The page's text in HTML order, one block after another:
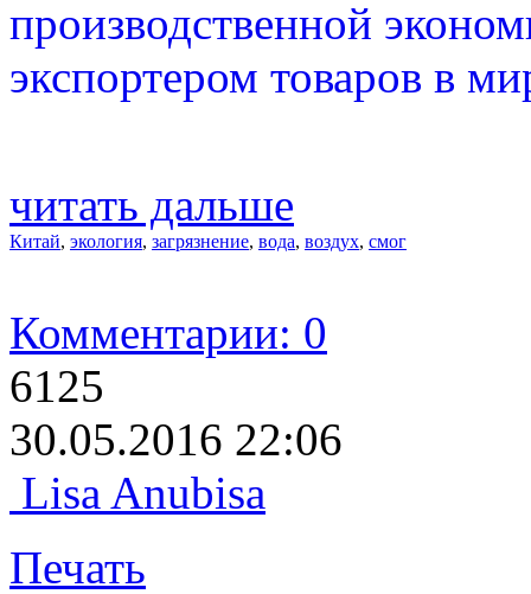
производственной
экспортером товаров в
читать дальше
Китай, экология, загрязнение, вода, воздух, смог
Комментарии: 0
6125
30.05.2016 22:06
Lisa Anubisa
Печать